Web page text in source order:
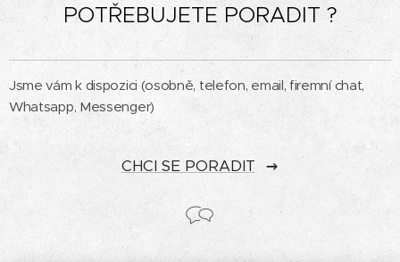
POTŘEBUJETE PORADIT ?
Jsme vám k dispozici (osobně, telefon, email, firemní chat,
Whatsapp, Messenger)
CHCI SE PORADIT